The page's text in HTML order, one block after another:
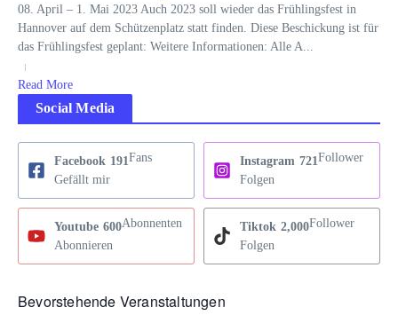
08. April – 1. Mai 2023 Auch 2023 soll wieder das Frühlingsfest in
Hannover auf dem Schützenplatz statt finden. Diese Beschickung ist für
das Frühlingsfest geplant: Weitere Informationen: Alle A...
Read More
Social Media
Facebook 191Fans
Gefällt mir
Instagram 721Follower
Folgen
Youtube 600Abonnenten
Abonnieren
Tiktok 2,000Follower
Folgen
Bevorstehende Veranstaltungen